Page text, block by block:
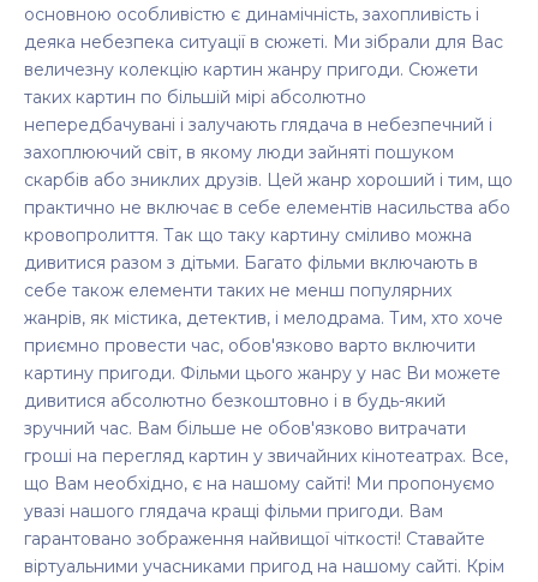
основною особливістю є динамічність, захопливість і
деяка небезпека ситуації в сюжеті. Ми зібрали для Вас
величезну колекцію картин жанру пригоди. Сюжети
таких картин по більшій мірі абсолютно
непередбачувані і залучають глядача в небезпечний і
захоплюючий світ, в якому люди зайняті пошуком
скарбів або зниклих друзів. Цей жанр хороший і тим, що
практично не включає в себе елементів насильства або
кровопролиття. Так що таку картину сміливо можна
дивитися разом з дітьми. Багато фільми включають в
себе також елементи таких не менш популярних
жанрів, як містика, детектив, і мелодрама. Тим, хто хоче
приємно провести час, обов'язково варто включити
картину пригоди. Фільми цього жанру у нас Ви можете
дивитися абсолютно безкоштовно і в будь-який
зручний час. Вам більше не обов'язково витрачати
гроші на перегляд картин у звичайних кінотеатрах. Все,
що Вам необхідно, є на нашому сайті! Ми пропонуємо
увазі нашого глядача кращі фільми пригоди. Вам
гарантовано зображення найвищої чіткості! Ставайте
віртуальними учасниками пригод на нашому сайті. Крім